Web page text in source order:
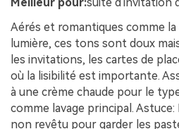
Aérés et romantiques comme
lumière, ces tons sont doux
les invitations, les cartes de
où la lisibilité est importante.
à une crème chaude pour le
comme lavage principal.
non revêtu pour garder les